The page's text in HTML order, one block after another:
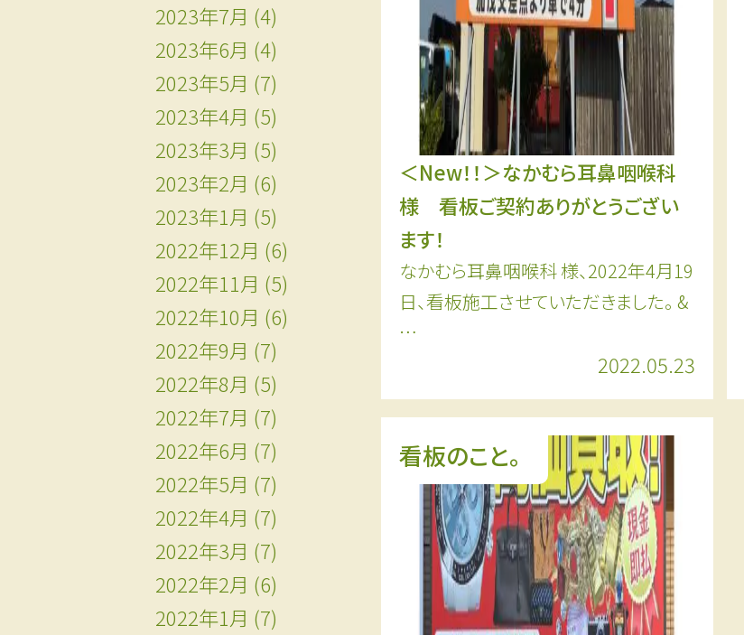
＜New！！＞なかむら耳鼻咽喉科
様 看板ご契約ありがとうござい
ます！
なかむら耳鼻咽喉科 様、2022年4月19
日、看板施工させていただきました。 &
…
2022.05.23
看板のこと。
2023年7月 (4)
2023年6月 (4)
2023年5月 (7)
2023年4月 (5)
2023年3月 (5)
2023年2月 (6)
2023年1月 (5)
2022年12月 (6)
2022年11月 (5)
2022年10月 (6)
2022年9月 (7)
2022年8月 (5)
2022年7月 (7)
2022年6月 (7)
2022年5月 (7)
2022年4月 (7)
2022年3月 (7)
2022年2月 (6)
2022年1月 (7)